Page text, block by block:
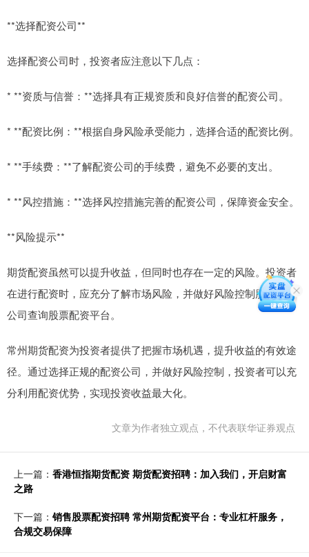
**选择配资公司**
选择配资公司时，投资者应注意以下几点：
* **资质与信誉：**选择具有正规资质和良好信誉的配资公司。
* **配资比例：**根据自身风险承受能力，选择合适的配资比例。
* **手续费：**了解配资公司的手续费，避免不必要的支出。
* **风控措施：**选择风控措施完善的配资公司，保障资金安全。
**风险提示**
期货配资虽然可以提升收益，但同时也存在一定的风险。投资者
在进行配资时，应充分了解市场风险，并做好风险控制股票配资
公司查询股票配资平台。
常州期货配资为投资者提供了把握市场机遇，提升收益的有效途
径。通过选择正规的配资公司，并做好风险控制，投资者可以充
分利用配资优势，实现投资收益最大化。
文章为作者独立观点，不代表联华证券观点
上一篇： 香港恒指期货配资 期货配资招聘：加入我们，开启财富
之路
下一篇： 销售股票配资招聘 常州期货配资平台：专业杠杆服务，
合规交易保障